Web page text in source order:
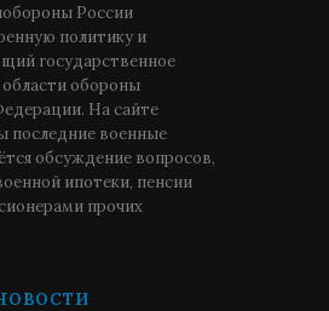
России
политику и
государственное
области обороны
На сайте
последние военные
обсуждение вопросов,
ипотеки, пенсии
прочих